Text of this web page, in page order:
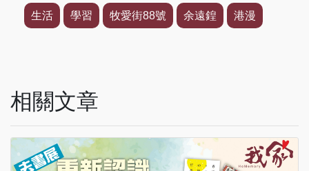
生活 學習 牧愛街88號 余遠鍠 港漫
相關文章